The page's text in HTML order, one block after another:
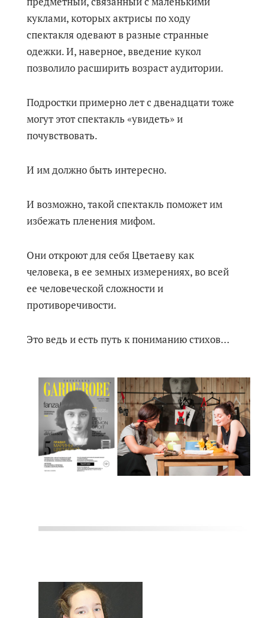
куклами, которых актрисы по ходу
спектакля одевают в разные странные
одежки. И, наверное, введение кукол
позволило расширить возраст аудитории.
Подростки примерно лет с двенадцати тоже
могут этот спектакль «увидеть» и
почувствовать.
И им должно быть интересно.
И возможно, такой спектакль поможет им
избежать пленения мифом.
Они откроют для себя Цветаеву как
человека, в ее земных измерениях, во всей
ее человеческой сложности и
противоречивости.
Это ведь и есть путь к пониманию стихов…